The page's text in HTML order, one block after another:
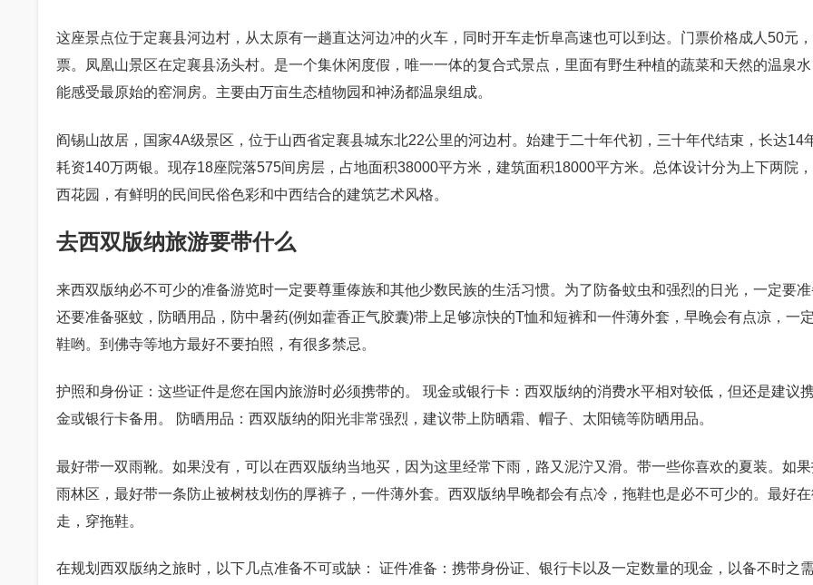
这座景点位于定襄县河边村，从太原有一趟直达河边冲的火车，同时开车走忻阜高速也可以到达。门票价格成人50元
票。凤凰山景区在定襄县汤头村。是一个集休闲度假，唯一一体的复合式景点，里面有野生种植的蔬菜和天然的温泉
能感受最原始的窑洞房。主要由万亩生态植物园和神汤都温泉组成。
阎锡山故居，国家4A级景区，位于山西省定襄县城东北22公里的河边村。始建于二十年代初，三十年代结束，长达14
耗资140万两银。现存18座院落575间房层，占地面积38000平方米，建筑面积18000平方米。总体设计分为上下两院
西花园，有鲜明的民间民俗色彩和中西结合的建筑艺术风格。
去西双版纳旅游要带什么
来西双版纳必不可少的准备游览时一定要尊重傣族和其他少数民族的生活习惯。为了防备蚊虫和强烈的日光，一定要
还要准备驱蚊，防晒用品，防中暑药(例如藿香正气胶囊)带上足够凉快的T恤和短裤和一件薄外套，早晚会有点凉，一
鞋哟。到佛寺等地方最好不要拍照，有很多禁忌。
护照和身份证：这些证件是您在国内旅游时必须携带的。 现金或银行卡：西双版纳的消费水平相对较低，但还是建议
金或银行卡备用。 防晒用品：西双版纳的阳光非常强烈，建议带上防晒霜、帽子、太阳镜等防晒用品。
最好带一双雨靴。如果没有，可以在西双版纳当地买，因为这里经常下雨，路又泥泞又滑。带一些你喜欢的夏装。如
雨林区，最好带一条防止被树枝划伤的厚裤子，一件薄外套。西双版纳早晚都会有点冷，拖鞋也是必不可少的。最好
走，穿拖鞋。
在规划西双版纳之旅时，以下几点准备不可或缺： 证件准备：携带身份证、银行卡以及一定数量的现金，以备不时之